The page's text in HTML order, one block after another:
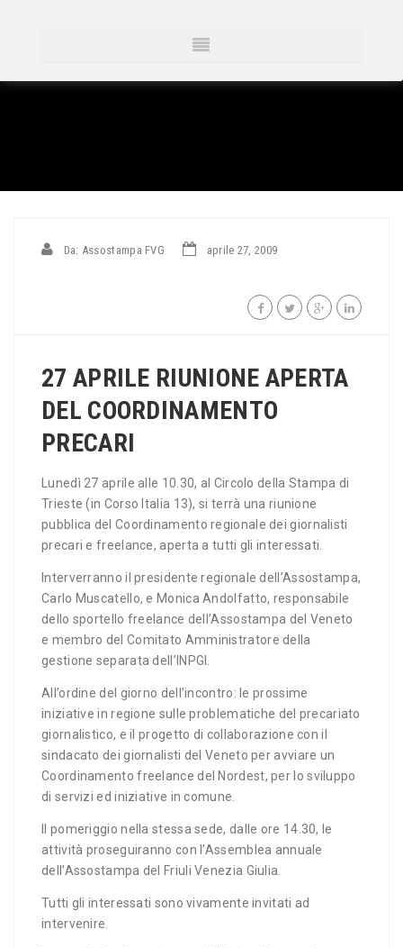
Da: Assostampa FVG aprile 27, 2009
27 APRILE RIUNIONE APERTA
DEL COORDINAMENTO
PRECARI
Lunedì 27 aprile alle 10.30, al Circolo della Stampa di
Trieste (in Corso Italia 13), si terrà una riunione
pubblica del Coordinamento regionale dei giornalisti
precari e freelance, aperta a tutti gli interessati.
Interverranno il presidente regionale dell’Assostampa,
Carlo Muscatello, e Monica Andolfatto, responsabile
dello sportello freelance dell’Assostampa del Veneto
e membro del Comitato Amministratore della
gestione separata dell’INPGI.
All’ordine del giorno dell’incontro: le prossime
iniziative in regione sulle problematiche del precariato
giornalistico, e il progetto di collaborazione con il
sindacato dei giornalisti del Veneto per avviare un
Coordinamento freelance del Nordest, per lo sviluppo
di servizi ed iniziative in comune.
Il pomeriggio nella stessa sede, dalle ore 14.30, le
attività proseguiranno con l’Assemblea annuale
dell’Assostampa del Friuli Venezia Giulia.
Tutti gli interessati sono vivamente invitati ad
intervenire.